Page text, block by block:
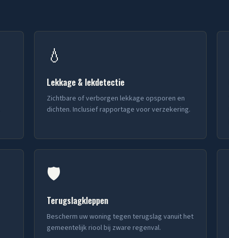
💧
Lekkage & lekdetectie
Zichtbare of verborgen lekkage opsporen en
dichten. Inclusief rapportage voor verzekering.
🛡️
Terugslagkleppen
Bescherm uw woning tegen terugslag vanuit het
gemeentelijk riool bij zware regenval.